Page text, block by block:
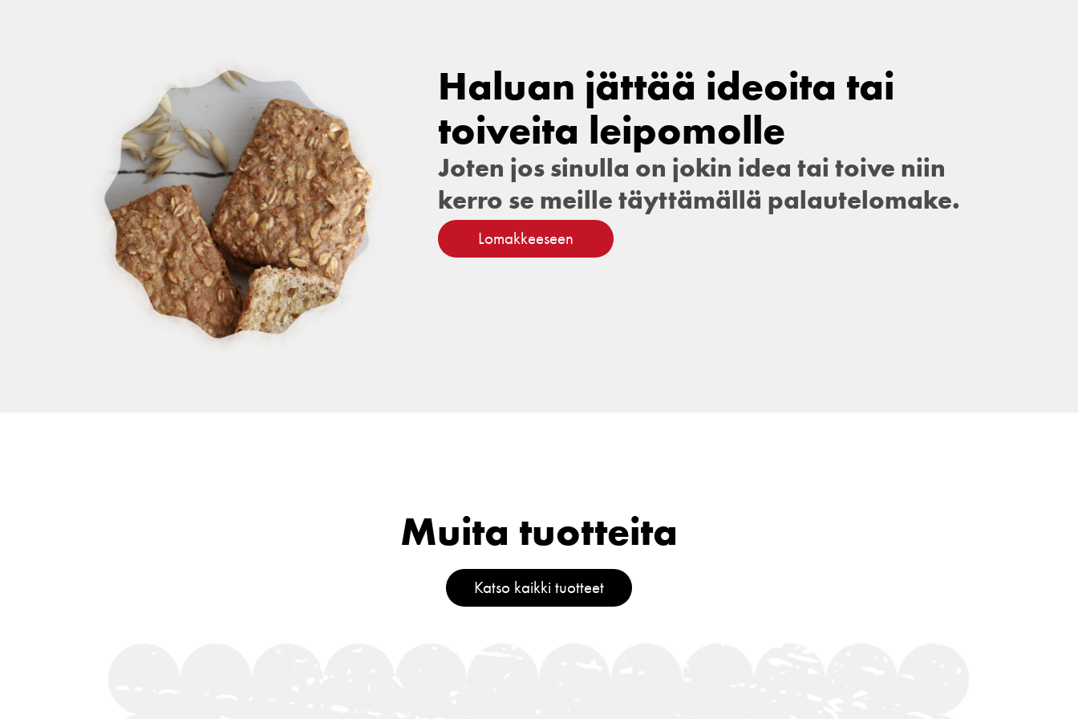
Haluan jättää ideoita tai
toiveita leipomolle
Joten jos sinulla on jokin idea tai toive niin
kerro se meille täyttämällä palautelomake.
Lomakkeeseen
Muita tuotteita
Katso kaikki tuotteet